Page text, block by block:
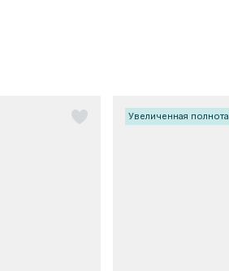
Увеличенная полнота